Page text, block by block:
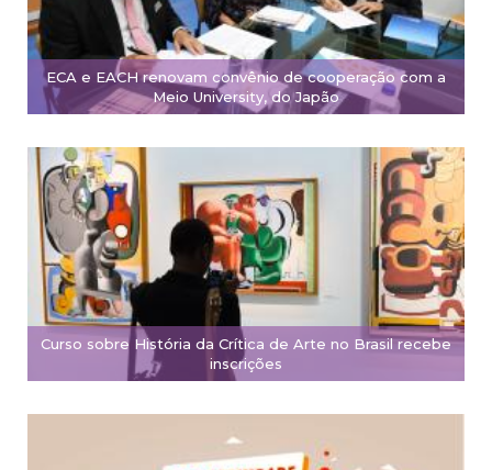
ECA e EACH renovam convênio de cooperação com a
Meio University, do Japão
Curso sobre História da Crítica de Arte no Brasil recebe
inscrições